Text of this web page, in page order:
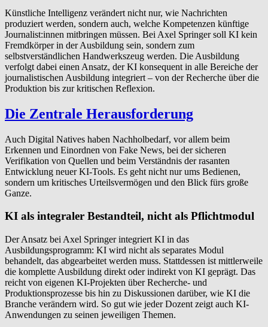
Künstliche Intelligenz verändert nicht nur, wie Nachrichten
produziert werden, sondern auch, welche Kompetenzen künftige
Journalist:innen mitbringen müssen. Bei Axel Springer soll KI kein
Fremdkörper in der Ausbildung sein, sondern zum
selbstverständlichen Handwerkszeug werden. Die Ausbildung
verfolgt dabei einen Ansatz, der KI konsequent in alle Bereiche der
journalistischen Ausbildung integriert – von der Recherche über die
Produktion bis zur kritischen Reflexion.
Die Zentrale Herausforderung
Auch Digital Natives haben Nachholbedarf, vor allem beim
Erkennen und Einordnen von Fake News, bei der sicheren
Verifikation von Quellen und beim Verständnis der rasanten
Entwicklung neuer KI-Tools. Es geht nicht nur ums Bedienen,
sondern um kritisches Urteilsvermögen und den Blick fürs große
Ganze.
KI als integraler Bestandteil, nicht als Pflichtmodul
Der Ansatz bei Axel Springer integriert KI in das
Ausbildungsprogramm: KI wird nicht als separates Modul
behandelt, das abgearbeitet werden muss. Stattdessen ist mittlerweile
die komplette Ausbildung direkt oder indirekt von KI geprägt. Das
reicht von eigenen KI-Projekten über Recherche- und
Produktionsprozesse bis hin zu Diskussionen darüber, wie KI die
Branche verändern wird. So gut wie jeder Dozent zeigt auch KI-
Anwendungen zu seinen jeweiligen Themen.